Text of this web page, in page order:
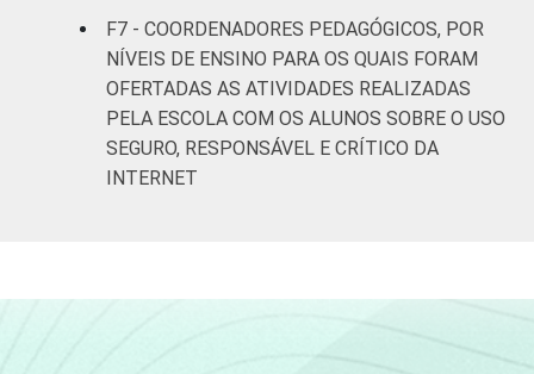
Educação
Profissional
2
PORTE
Até 50
matrículas
40
9
F7 - COORDENADORES PEDAGÓGICOS, POR
NÍVEIS DE ENSINO PARA OS QUAIS FORAM
OFERTADAS AS ATIVIDADES REALIZADAS
PELA ESCOLA COM OS ALUNOS SOBRE O USO
SEGURO, RESPONSÁVEL E CRÍTICO DA
INTERNET